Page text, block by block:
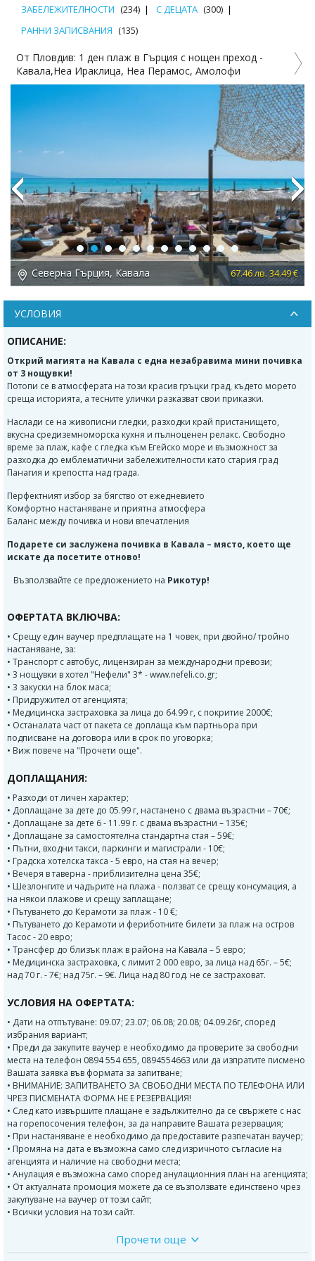
ЗАБЕЛЕЖИТЕЛНОСТИ (234) С ДЕЦАТА (300)
РАННИ ЗАПИСВАНИЯ (135)
1 ден плаж в Гърция с нощен преход -
Ираклица, Неа Перамос, Амолофи
Гърция, Кавала 67.46 лв. 34.49 €
Перфектният
Аммолофи
Северна
Previous Next
УСЛОВИЯ
ОПИСАНИЕ:
Открий магията на Кавала с една незабравима мини почивка
от 3 нощувки!
Потопи се в атмосферата на този красив гръцки град, където морето
среща историята, а тесните улички разказват свои приказки.
Наслади се на живописни гледки, разходки край пристанището,
вкусна средиземноморска кухня и пълноценен релакс. Свободно
време за плаж, кафе с гледка към Егейско море и възможност за
разходка до емблематични забележителности като стария град
Панагия и крепостта над града.
Перфектният избор за бягство от ежедневието
Комфортно настаняване и приятна атмосфера
Баланс между почивка и нови впечатления
Подарете си заслужена почивка в Кавала – място, което ще
искате да посетите отново!
Възползвайте се предложението на Рикотур!
ОФЕРТАТА ВКЛЮЧВА:
• Срещу един ваучер предплащате на 1 човек, при двойно/ тройно
настаняване, за:
• Транспорт с автобус, лицензиран за международни превози;
• 3 нощувки в хотел "Нефели" 3* - www.nefeli.co.gr;
• 3 закуски на блок маса;
• Придружител от агенцията;
• Медицинска застраховка за лица до 64.99 г, с покритие 2000€;
• Останалата част от пакета се доплаща към партньора при
подписване на договора или в срок по уговорка;
• Виж повече на "Прочети още".
ДОПЛАЩАНИЯ:
• Разходи от личен характер;
• Доплащане за дете до 05.99 г, настанено с двама възрастни – 70€;
• Доплащане за дете 6 - 11.99 г. с двама възрастни – 135€;
• Доплащане за самостоятелна стандартна стая – 59€;
• Пътни, входни такси, паркинги и магистрали - 10€;
• Градска хотелска такса - 5 евро, на стая на вечер;
• Вечеря в таверна - приблизителна цена 35€;
• Шезлонгите и чадърите на плажа - ползват се срещу консумация, а
на някои плажове и срещу заплащане;
• Пътуването до Керамоти за плаж - 10 €;
• Пътуването до Керамоти и фериботните билети за плаж на остров
Тасос - 20 евро;
• Трансфер до близък плаж в района на Кавала – 5 евро;
• Медицинска застраховка, с лимит 2 000 евро, за лица над 65г. – 5€;
над 70 г. - 7€; над 75г. – 9€. Лица над 80 год. не се застраховат.
УСЛОВИЯ НА ОФЕРТАТА:
• Дати на отпътуване: 09.07; 23.07; 06.08; 20.08; 04.09.26г, според
избрания вариант;
• Преди да закупите ваучер е необходимо да проверите за свободни
места на телефон 0894 554 655, 0894554663 или да изпратите писмено
Вашата заявка във формата за запитване;
• ВНИМАНИЕ: ЗАПИТВАНЕТО ЗА СВОБОДНИ МЕСТА ПО ТЕЛЕФОНА ИЛИ
ЧРЕЗ ПИСМЕНАТА ФОРМА НЕ Е РЕЗЕРВАЦИЯ!
• След като извършите плащане е задължително да се свържете с нас
на горепосочения телефон, за да направите Вашата резервация;
• При настаняване е необходимо да предоставите разпечатан ваучер;
• Промяна на дата е възможна само след изричното съгласие на
агенцията и наличие на свободни места;
• Анулация е възможна само според анулационния план на агенцията;
• От актуалната промоция можете да се възползвате единствено чрез
закупуване на ваучер от този сайт;
• Всички условия на този сайт.
Минимален брой туристи за осъществяване на екскурзията:
35 човека.
Прочети още